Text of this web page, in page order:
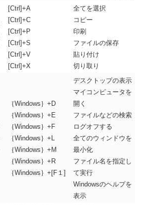
[Ctrl]+A
[Ctrl]+C
[Ctrl]+P
[Ctrl]+S
[Ctrl]+V
[Ctrl]+X
全てを選択
コピー
印刷
ファイルの保存
貼り付け
切り取り
｛Windows｝+D
｛Windows｝+E
｛Windows｝+F
｛Windows｝+L
｛Windows｝+M
｛Windows｝+R
｛Windows｝+[F１]
デスクトップの表示
マイコンピュータを
開く
ファイルなどの検索
ログオフする
全てのウィンドウを
最小化
ファイル名を指定し
て実行
Windowsのヘルプを
表示